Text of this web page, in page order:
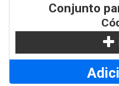
Conjunto